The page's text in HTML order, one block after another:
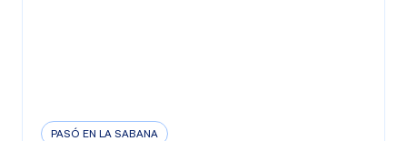
PASÓ EN LA SABANA